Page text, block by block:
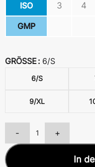
ISO 3 4
GMP
GRÖSSE 6/S
6/S
9/XL
- +
In